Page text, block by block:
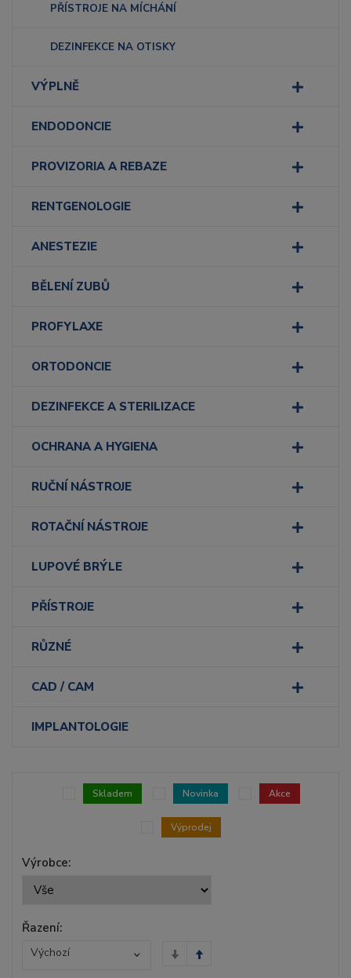
PŘÍSTROJE NA MÍCHÁNÍ
DEZINFEKCE NA OTISKY
VÝPLNĚ
ENDODONCIE
PROVIZORIA A REBAZE
RENTGENOLOGIE
ANESTEZIE
BĚLENÍ ZUBŮ
PROFYLAXE
ORTODONCIE
DEZINFEKCE A STERILIZACE
OCHRANA A HYGIENA
RUČNÍ NÁSTROJE
ROTAČNÍ NÁSTROJE
LUPOVÉ BRÝLE
PŘÍSTROJE
RŮZNÉ
CAD / CAM
IMPLANTOLOGIE
Výrobce:
Skladem Novinka Akce
Výprodej
Řazení:
Výchozí